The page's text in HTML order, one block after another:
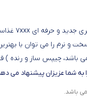
باشد، چیپس ساز و رنده )
باشد.